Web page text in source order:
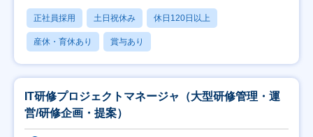
正社員採用 土日祝休み 休日120日以上
産休・育休あり 賞与あり
IT研修プロジェクトマネージャ（大型研修管理・運
営/研修企画・提案）